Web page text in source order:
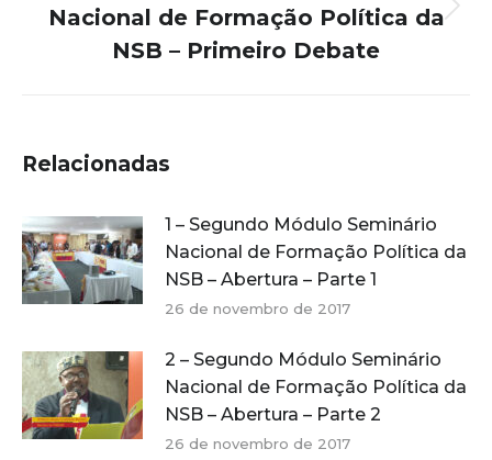
Próximo
post:
Nacional de Formação Política da
NSB – Primeiro Debate
Relacionadas
1 – Segundo Módulo Seminário
Nacional de Formação Política da
NSB – Abertura – Parte 1
26 de novembro de 2017
2 – Segundo Módulo Seminário
Nacional de Formação Política da
NSB – Abertura – Parte 2
26 de novembro de 2017